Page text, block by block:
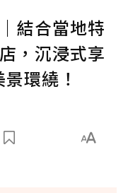
結合當地特
，沉浸式享
環繞！